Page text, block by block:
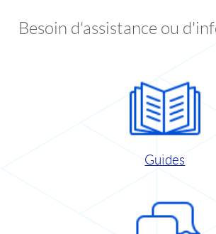
Besoin d'assistance ou
Guides